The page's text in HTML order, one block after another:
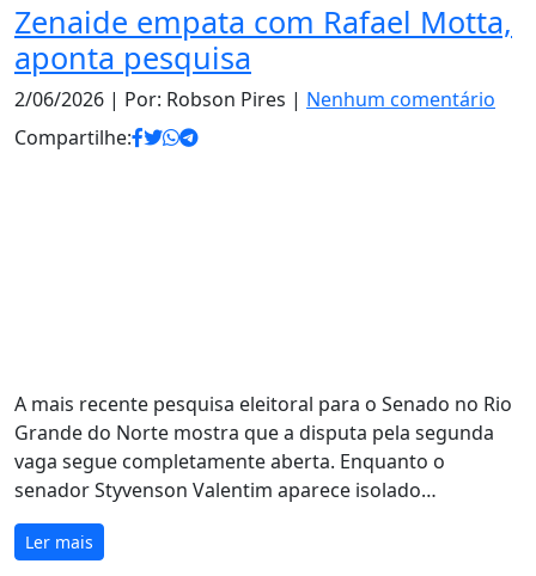
Zenaide empata com Rafael Motta,
aponta pesquisa
2/06/2026 | Por: Robson Pires | Nenhum comentário
Compartilhe:
A mais recente pesquisa eleitoral para o Senado no Rio
Grande do Norte mostra que a disputa pela segunda
vaga segue completamente aberta. Enquanto o
senador Styvenson Valentim aparece isolado…
Ler mais